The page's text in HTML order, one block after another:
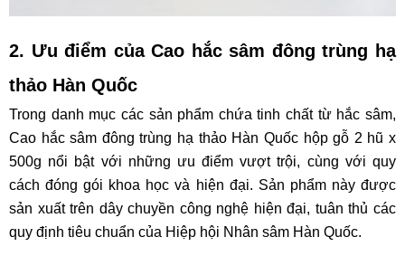
2. Ưu điểm của Cao hắc sâm đông trùng hạ
thảo Hàn Quốc
Trong danh mục các sản phẩm chứa tinh chất từ hắc sâm,
Cao hắc sâm đông trùng hạ thảo Hàn Quốc hộp gỗ 2 hũ x
500g nổi bật với những ưu điểm vượt trội, cùng với quy
cách đóng gói khoa học và hiện đại. Sản phẩm này được
sản xuất trên dây chuyền công nghệ hiện đại, tuân thủ các
quy định tiêu chuẩn của Hiệp hội Nhân sâm Hàn Quốc.